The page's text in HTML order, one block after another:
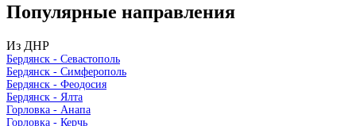
Популярные направления
Из ДНР
Бердянск - Севастополь
Бердянск - Симферополь
Бердянск - Феодосия
Бердянск - Ялта
Горловка - Анапа
Горловка - Керчь